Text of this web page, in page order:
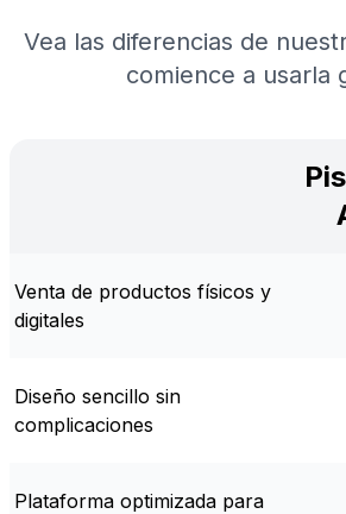
Vea las diferencias de
comience a usarla
Venta de productos físicos y
digitales
Diseño sencillo sin
complicaciones
Plataforma optimizada para